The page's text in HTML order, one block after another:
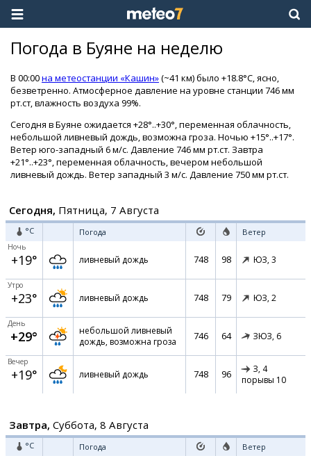
Погода в Буяне на неделю
В 00:00на метеостанции «Кашин»(~41 км) было +18.8°C, ясно,
безветренно. Атмосферное давление на уровне станции 746 мм
рт.ст, влажность воздуха 99%.
Сегодня в Буяне ожидается +28°..+30°, переменная облачность,
небольшой ливневый дождь, возможна гроза. Ночью +15°..+17°.
Ветер юго-западный 6 м/с. Давление 746 мм рт.ст. Завтра
+21°..+23°, переменная облачность, вечером небольшой
ливневый дождь. Ветер западный 3 м/с. Давление 750 мм рт.ст.
Сегодня, Пятница, 7 Августа
°C Погода Ветер
Ночь
+19° ливневый дождь 748 98 ЮЗ, 3
Утро
+23° ливневый дождь 748 79 ЮЗ, 2
День
+29°
небольшой ливневый
дождь, возможна гроза
746 64 ЗЮЗ, 6
Вечер
+19° ливневый дождь 748 96 З, 4
порывы 10
Завтра, Суббота, 8 Августа
°C Погода Ветер